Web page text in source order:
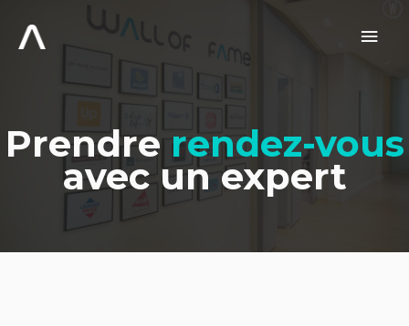
contenu
Prendre rendez-vous
avec un expert